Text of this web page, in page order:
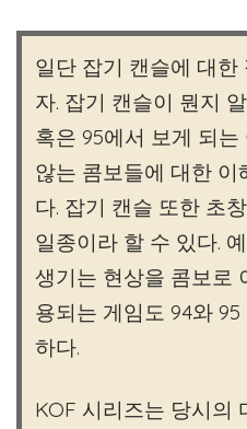
일단 잡기 캔슬에 대
자. 잡기 캔슬이 뭔지
혹은 95에서 보게 되
않는 콤보들에 대한 이
다. 잡기 캔슬 또한 초
일종이라 할 수 있다.
생기는 현상을 콤보로
용되는 게임도 94와
하다.
KOF 시리즈는 당시의